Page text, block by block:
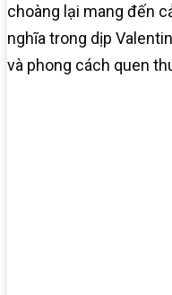
choàng lại mang đến
nghĩa trong dịp
và phong cách quen